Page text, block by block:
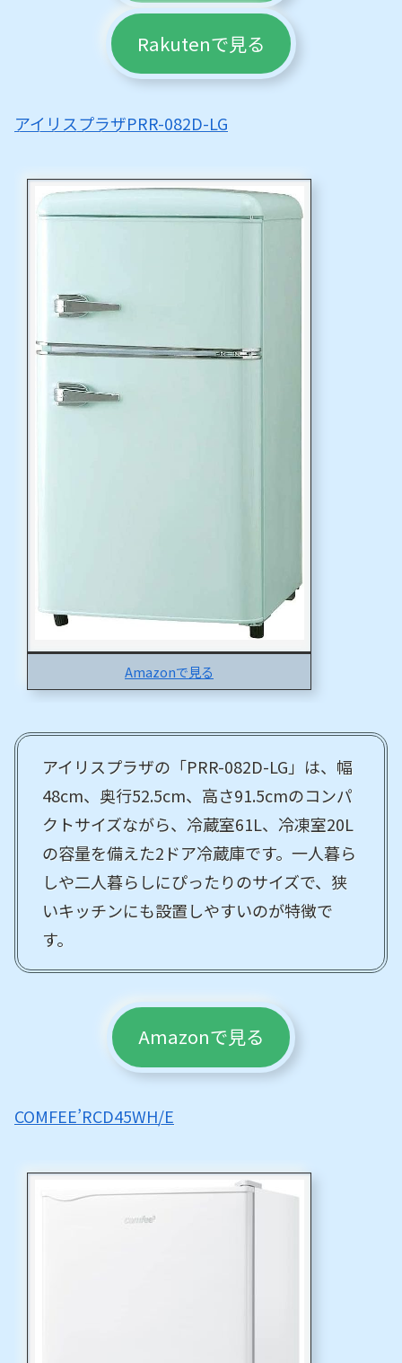
Rakutenで見る
アイリスプラザPRR-082D-LG
Amazonで見る
アイリスプラザの「PRR-082D-LG」は、幅
48cm、奥行52.5cm、高さ91.5cmのコンパ
クトサイズながら、冷蔵室61L、冷凍室20L
の容量を備えた2ドア冷蔵庫です。一人暮ら
しや二人暮らしにぴったりのサイズで、狭
いキッチンにも設置しやすいのが特徴で
す。
Amazonで見る
COMFEE’RCD45WH/E